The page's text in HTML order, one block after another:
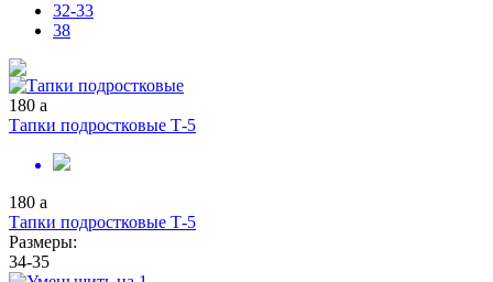
32-33
38
180 a
Тапки подростковые Т-5
180 a
Тапки подростковые Т-5
Размеры:
34-35